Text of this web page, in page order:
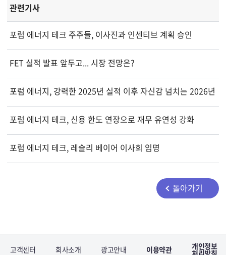
관련기사
포럼 에너지 테크 주주들, 이사진과 인센티브 계획 승인
FET 실적 발표 앞두고... 시장 전망은?
포럼 에너지, 강력한 2025년 실적 이후 자신감 넘치는 2026년
포럼 에너지 테크, 신용 한도 연장으로 재무 유연성 강화
포럼 에너지 테크, 레슬리 베이어 이사회 임명
돌아가기
고객센터 회사소개 광고안내 이용약관 개인정보